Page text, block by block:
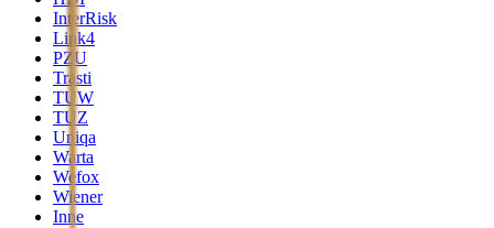
InterRisk
Link4
PZU
Trasti
TUW
TUZ
Uniqa
Warta
Wefox
Wiener
Inne